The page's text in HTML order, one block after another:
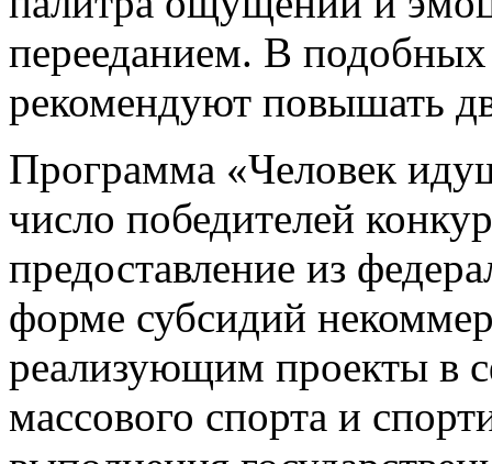
перееданием. В
рекомендуют повышать
Программа «Человек
число победителей
предоставление из
форме субсидий
реализующим проекты в
массового спорта и